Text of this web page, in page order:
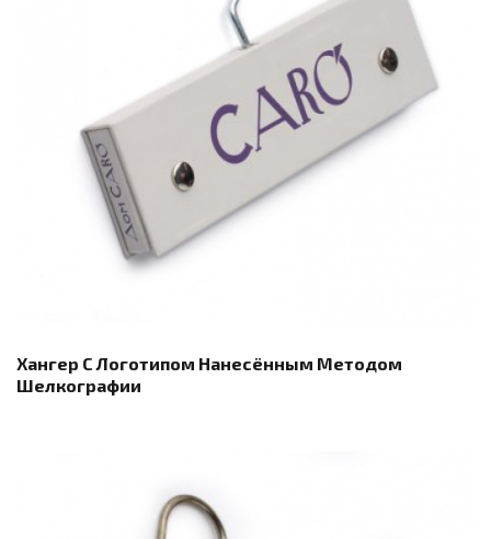
Хангер С Логотипом Нанесённым Методом
Шелкографии